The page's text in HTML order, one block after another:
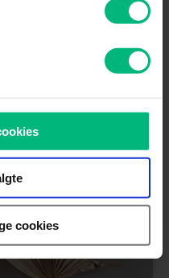
cookies
skærmforbrug
i vores liv - ofte lidt
her